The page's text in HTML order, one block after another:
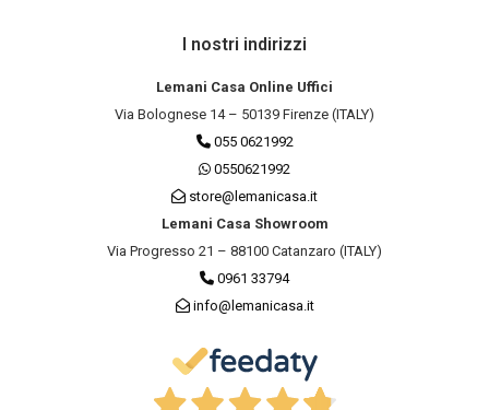
I nostri indirizzi
Lemani Casa Online Uffici
Via Bolognese 14 – 50139 Firenze (ITALY)
055 0621992
0550621992
store@lemanicasa.it
Lemani Casa Showroom
Via Progresso 21 – 88100 Catanzaro (ITALY)
0961 33794
info@lemanicasa.it